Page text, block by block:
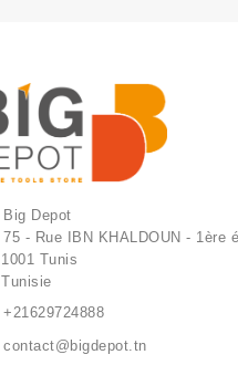
Big Depot
75 - Rue IBN KHALDOUN - 1ère
1001 Tunis
Tunisie
+21629724888
contact@bigdepot.tn